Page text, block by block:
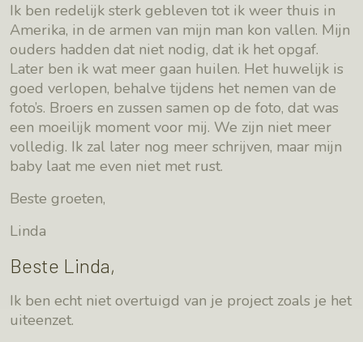
Ik ben redelijk sterk gebleven tot ik weer thuis in
Amerika, in de armen van mijn man kon vallen. Mijn
ouders hadden dat niet nodig, dat ik het opgaf.
Later ben ik wat meer gaan huilen. Het huwelijk is
goed verlopen, behalve tijdens het nemen van de
foto’s. Broers en zussen samen op de foto, dat was
een moeilijk moment voor mij. We zijn niet meer
volledig. Ik zal later nog meer schrijven, maar mijn
baby laat me even niet met rust.
Beste groeten,
Linda
Beste Linda,
Ik ben echt niet overtuigd van je project zoals je het
uiteenzet.